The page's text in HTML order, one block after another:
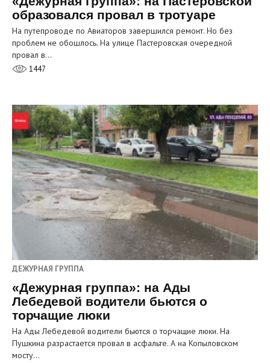
образовался провал в тротуаре
На путепроводе по Авиаторов завершился ремонт. Но без
проблем не обошлось. На улице Пастеровская очередной
провал в…
1447
ДЕЖУРНАЯ ГРУППА
«Дежурная группа»: на Ады
Лебедевой водители бьются о
торчащие люки
На Ады Лебедевой водители бьются о торчащие люки. На
Пушкина разрастается провал в асфальте. А на Копыловском
мосту…